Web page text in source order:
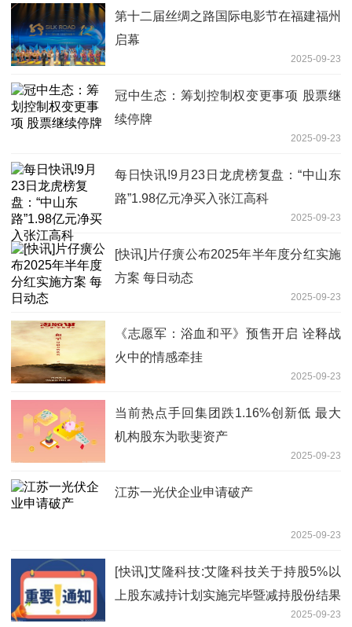
第十二届丝绸之路国际电影节在福建福州
启幕
2025-09-23
冠中生态：筹划控制权变更事项 股票继
续停牌
2025-09-23
每日快讯!9月23日龙虎榜复盘：“中山东
路”1.98亿元净买入张江高科
2025-09-23
[快讯]片仔癀公布2025年半年度分红实施
方案 每日动态
2025-09-23
《志愿军：浴血和平》预售开启 诠释战
火中的情感牵挂
2025-09-23
当前热点手回集团跌1.16%创新低 最大
机构股东为歌斐资产
2025-09-23
江苏一光伏企业申请破产
2025-09-23
[快讯]艾隆科技:艾隆科技关于持股5%以
上股东减持计划实施完毕暨减持股份结果
2025-09-23